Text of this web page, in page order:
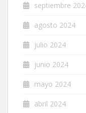
septiembre
agosto 2024
julio 2024
junio 2024
mayo 2024
abril 2024